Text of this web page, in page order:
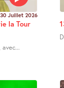
30 Juillet 2026
la Tour